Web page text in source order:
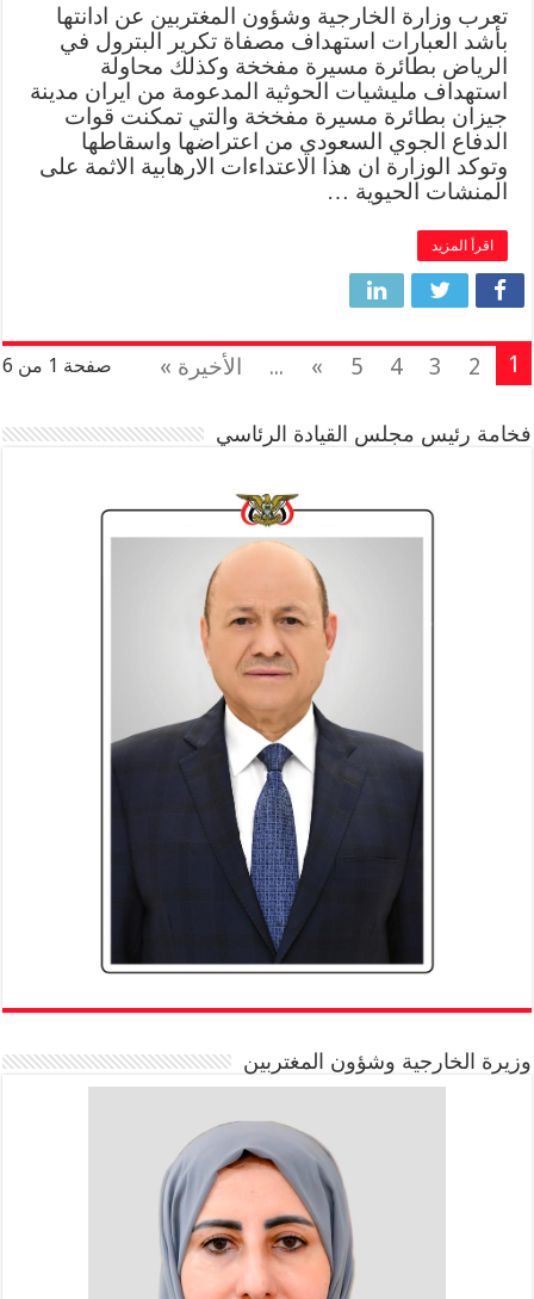
‏‎تعرب وزارة الخارجية وشؤون المغتربين عن ادانتها
بأشد العبارات استهداف مصفاة تكرير البترول في
الرياض بطائرة مسيرة مفخخة وكذلك محاولة
استهداف مليشيات الحوثية المدعومة من ايران مدينة
جيزان بطائرة مسيرة مفخخة والتي تمكنت قوات
الدفاع الجوي السعودي من اعتراضها واسقاطها
‏‎وتوكد الوزارة ان هذا الاعتداءات الارهابية الاثمة على
المنشات الحيوية …
اقرأ المزيد
صفحة 1 من 6 1
2
3
4
5
»
... الأخيرة »
فخامة رئيس مجلس القيادة الرئاسي
وزيرة الخارجية وشؤون المغتربين